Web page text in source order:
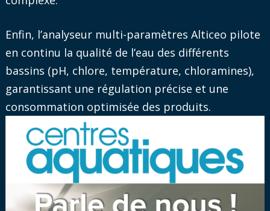
Enfin, l’analyseur multi-paramètres Alticeo pilote
en continu la qualité de l’eau des différents
bassins (pH, chlore, température, chloramines),
garantissant une régulation précise et une
consommation optimisée des produits.